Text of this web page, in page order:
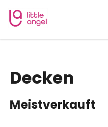
Inhalt
springen
Decken
Meistverkauft
W
e
Zurück
zum
Zurück
zum
s
u